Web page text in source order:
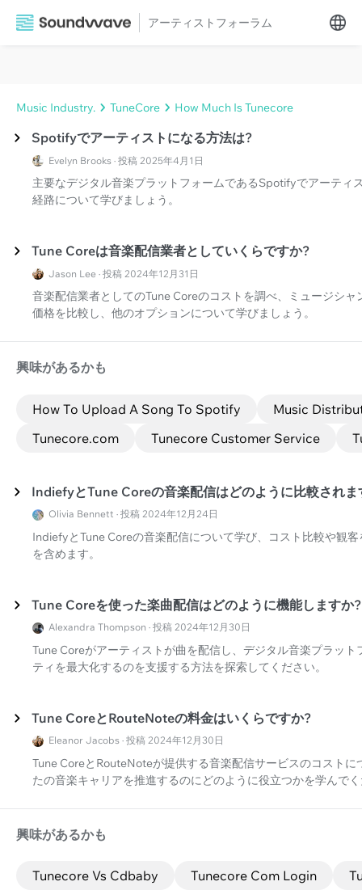
アーティストフォーラム
Music Industry. TuneCore How Much Is Tunecore
Spotifyでアーティストになる方法は?
Evelyn Brooks · 投稿 2025年4月1日
主要なデジタル音楽プラットフォームであるSpotifyでアーティ
経路について学びましょう。
Tune Coreは音楽配信業者としていくらですか?
Jason Lee · 投稿 2024年12月31日
音楽配信業者としてのTune Coreのコストを調べ、ミュージシ
価格を比較し、他のオプションについて学びましょう。
興味があるかも
How To Upload A Song To Spotify
Music
Tunecore.com
Tunecore Customer Service
IndiefyとTune Coreの音楽配信はどのように比較されま
Olivia Bennett · 投稿 2024年12月24日
IndiefyとTune Coreの音楽配信について学び、コスト比較や観
を含めます。
Tune Coreを使った楽曲配信はどのように機能しますか?
Alexandra Thompson · 投稿 2024年12月30日
Tune Coreがアーティストが曲を配信し、デジタル音楽プラッ
ティを最大化するのを支援する方法を探索してください。
Tune CoreとRouteNoteの料金はいくらですか?
Eleanor Jacobs · 投稿 2024年12月30日
Tune CoreとRouteNoteが提供する音楽配信サービスのコスト
たの音楽キャリアを推進するのにどのように役立つかを学んで
興味があるかも
Tunecore Vs Cdbaby Tunecore Com Login